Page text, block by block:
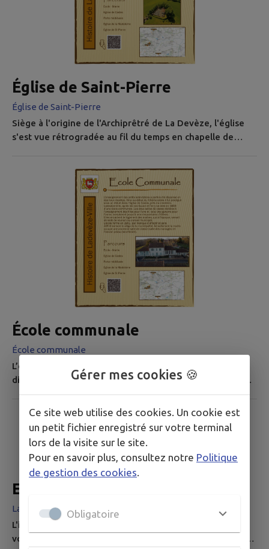
Église de Saint-Pierre
Église de Saint-Pierre
Siège à l'origine de l'Archiprêtré de La Devèze, l'église
s'est vue rétrogradée au fil du temps en chapelle de
XXème siècle pour construire une nouvelle église unique
et centrale. Celle-ci devait remplacer toutes les églises
de Ladevèze-Ville, mais le projet fut abandonné lors
École communale
École communale
L’enseignement des petits ladevéziens a parfois été
dispensé en des lieux insolites. Ainsi au début du XIXéme
siècle, il fut prodigué sous un réduit dans l'église de
Castex, près du cimetière. Ladevèze-Ville, après les lois
Guizot et Ferry se dote en 1889 d'une école communale.
Les deux salles de classe dédiées à l'enseignement des
filles pour l'une et celui des garçons pour l'autre,
compteront...
Equipements de fitness
Ladevèze-Ville
L'installation des équipements de fitness est terminée,
vous pouvez dès à présent commencer l'entrainement,
Gérer mes cookies 🍪
Ce site web utilise des cookies. Un cookie est
un petit fichier enregistré sur votre terminal
lors de la visite sur le site.
Pour en savoir plus, consultez notre Politique
de gestion des cookies.
Obligatoire